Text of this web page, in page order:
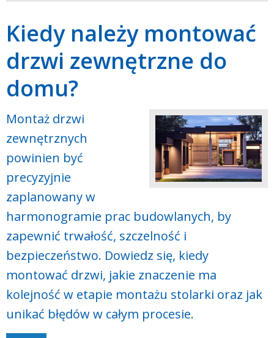
Kiedy należy montować
drzwi zewnętrzne do
domu?
Montaż drzwi
zewnętrznych
powinien być
precyzyjnie
zaplanowany w
harmonogramie prac budowlanych, by
zapewnić trwałość, szczelność i
bezpieczeństwo. Dowiedz się, kiedy
montować drzwi, jakie znaczenie ma
kolejność w etapie montażu stolarki oraz jak
unikać błędów w całym procesie.